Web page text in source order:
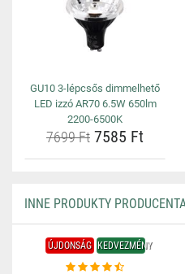
GU10 3-lépcsős dimmelhető
LED izzó AR70 6.5W 650lm
2200-6500K
7699 Ft 7585 Ft
INNE PRODUKTY
ÚJDONSÁG KEDVEZMÉNY